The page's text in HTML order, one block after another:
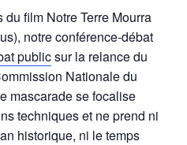
du film Notre Terre Mourra
notre conférence-débat
publicsur la relance du
Nationale du
mascarade se focalise
techniques et ne prend ni
historique, ni le temps